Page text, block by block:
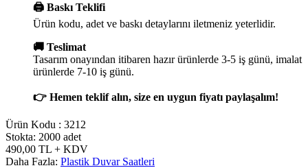
🖨️ Baskı Teklifi
Ürün kodu, adet ve baskı detaylarını iletmeniz yeterlidir.
🚚 Teslimat
Tasarım onayından itibaren hazır ürünlerde 3-5 iş günü, imalat
ürünlerde 7-10 iş günü.
👉 Hemen teklif alın, size en uygun fiyatı paylaşalım!
Ürün Kodu : 3212
Stokta: 2000 adet
490,00 TL + KDV
Daha Fazla: Plastik Duvar Saatleri